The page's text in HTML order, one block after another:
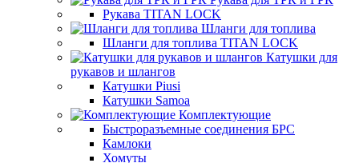
Рукава TITAN LOCK
Шланги для топлива
Шланги для топлива TITAN LOCK
Катушки для
рукавов и шлангов
Катушки Piusi
Катушки Samoa
Комплектующие
Быстроразъемные соединения БРС
Камлоки
Хомуты